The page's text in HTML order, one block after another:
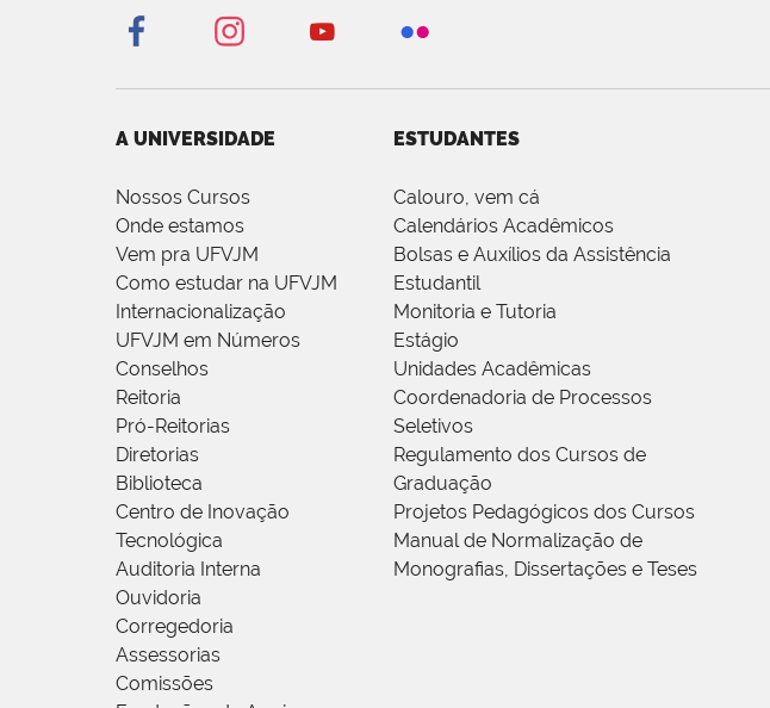
A UNIVERSIDADE
Nossos Cursos
Onde estamos
Vem pra UFVJM
Como estudar na UFVJM
Internacionalização
UFVJM em Números
Conselhos
Reitoria
Pró-Reitorias
Diretorias
Biblioteca
Centro de Inovação
Tecnológica
Auditoria Interna
Ouvidoria
Corregedoria
Assessorias
Comissões
ESTUDANTES
Calouro, vem cá
Calendários Acadêmicos
Bolsas e Auxílios da Assistência
Estudantil
Monitoria e Tutoria
Estágio
Unidades Acadêmicas
Coordenadoria de Processos
Seletivos
Regulamento dos Cursos de
Graduação
Projetos Pedagógicos dos Cursos
Manual de Normalização de
Monografias, Dissertações e Teses